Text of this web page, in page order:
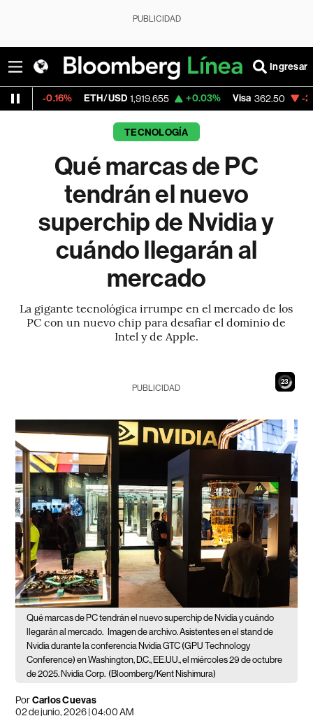
PUBLICIDAD
Ingresar
ETH/USD 1,919.655 +0.03% Visa 362.50 -2.15%
TECNOLOGÍA
Qué marcas de PC
tendrán el nuevo
superchip de Nvidia y
cuándo llegarán al
mercado
La gigante tecnológica irrumpe en el mercado de los
PC con un nuevo chip para desafiar el dominio de
Intel y de Apple.
22
PUBLICIDAD
Qué marcas de PC tendrán el nuevo superchip de Nvidia y cuándo
llegarán al mercado. Imagen de archivo. Asistentes en el stand de
Nvidia durante la conferencia Nvidia GTC (GPU Technology
Conference) en Washington, D.C., EE.UU., el miércoles 29 de octubre
de 2025. Nvidia Corp. (Bloomberg/Kent Nishimura)
PorCarlos Cuevas
02 de junio, 2026 | 04:00 AM